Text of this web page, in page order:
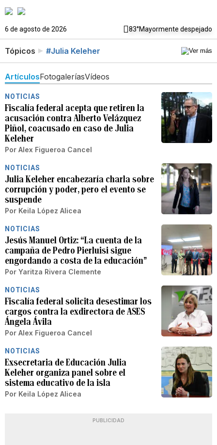
6 de agosto de 2026 83°Mayormente despejado
Tópicos #Julia Keleher
ArtículosFotogaleríasVídeos
NOTICIAS
Fiscalía federal acepta que retiren la
acusación contra Alberto Velázquez
Piñol, coacusado en caso de Julia
Keleher
Por Alex Figueroa Cancel
NOTICIAS
Julia Keleher encabezaría charla sobre
corrupción y poder, pero el evento se
suspende
Por Keila López Alicea
NOTICIAS
Jesús Manuel Ortiz: “La cuenta de la
campaña de Pedro Pierluisi sigue
engordando a costa de la educación”
Por Yaritza Rivera Clemente
NOTICIAS
Fiscalía federal solicita desestimar los
cargos contra la exdirectora de ASES
Ángela Ávila
Por Alex Figueroa Cancel
NOTICIAS
Exsecretaria de Educación Julia
Keleher organiza panel sobre el
sistema educativo de la isla
Por Keila López Alicea
PUBLICIDAD